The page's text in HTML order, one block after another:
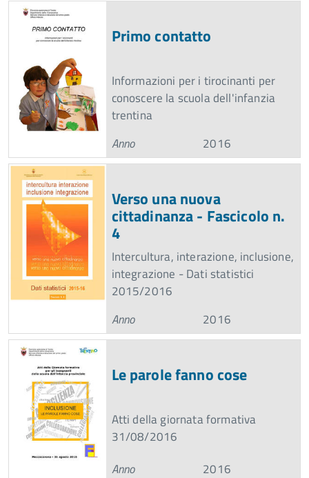
Primo contatto
Informazioni per i tirocinanti per
conoscere la scuola dell'infanzia
trentina
Anno
2016
Verso una nuova
cittadinanza - Fascicolo n.
4
Intercultura, interazione, inclusione,
integrazione - Dati statistici
2015/2016
Anno
2016
Le parole fanno cose
Atti della giornata formativa
31/08/2016
Anno
2016